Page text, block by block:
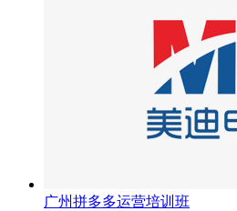
广州拼多多运营培训班